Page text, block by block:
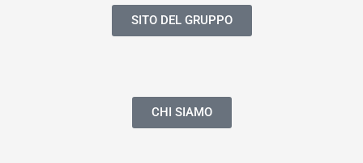
SITO DEL GRUPPO
CHI SIAMO